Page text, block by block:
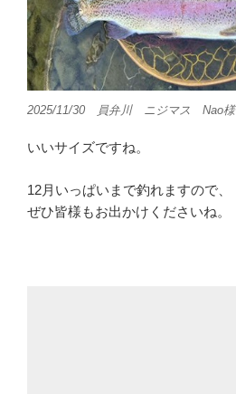
2025/11/30 員弁川 ニジマス Nao様
いいサイズですね。
12月いっぱいまで釣れますので、
ぜひ皆様もお出かけくださいね。